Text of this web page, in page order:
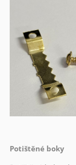
Potištěné boky